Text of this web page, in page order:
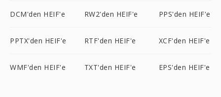
DCM'den HEIF'e RW2'den HEIF'e PPS'den HEIF'e
PPTX'den HEIF'e RTF'den HEIF'e XCF'den HEIF'e
WMF'den HEIF'e TXT'den HEIF'e EPS'den HEIF'e